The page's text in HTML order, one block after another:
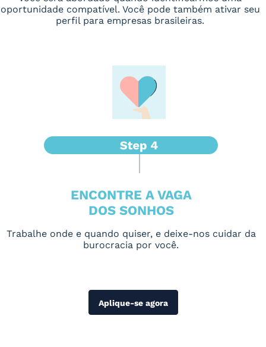
oportunidade compatível. Você pode também ativar seu
perfil para empresas brasileiras.
ENCONTRE A VAGA
DOS SONHOS
Trabalhe onde e quando quiser, e deixe-nos cuidar da
burocracia por você.
Aplique-se agora